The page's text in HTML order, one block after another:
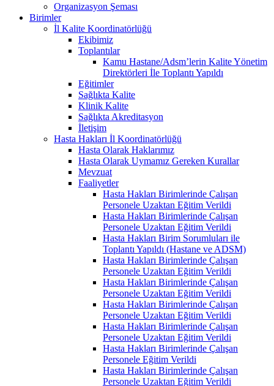
Organizasyon Şeması
Birimler
İl Kalite Koordinatörlüğü
Ekibimiz
Toplantılar
Kamu Hastane/Adsm’lerin Kalite Yönetim
Direktörleri İle Toplantı Yapıldı
Eğitimler
Sağlıkta Kalite
Klinik Kalite
Sağlıkta Akreditasyon
İletişim
Hasta Hakları İl Koordinatörlüğü
Hasta Olarak Haklarımız
Hasta Olarak Uymamız Gereken Kurallar
Mevzuat
Faaliyetler
Hasta Hakları Birimlerinde Çalışan
Personele Uzaktan Eğitim Verildi
Hasta Hakları Birimlerinde Çalışan
Personele Uzaktan Eğitim Verildi
Hasta Hakları Birim Sorumluları ile
Toplantı Yapıldı (Hastane ve ADSM)
Hasta Hakları Birimlerinde Çalışan
Personele Uzaktan Eğitim Verildi
Hasta Hakları Birimlerinde Çalışan
Personele Uzaktan Eğitim Verildi
Hasta Hakları Birimlerinde Çalışan
Personele Uzaktan Eğitim Verildi
Hasta Hakları Birimlerinde Çalışan
Personele Uzaktan Eğitim Verildi
Hasta Hakları Birimlerinde Çalışan
Personele Eğitim Verildi
Hasta Hakları Birimlerinde Çalışan
Personele Uzaktan Eğitim Verildi